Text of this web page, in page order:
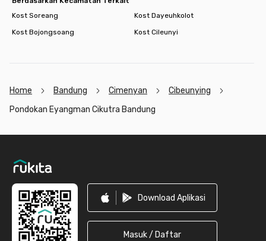
Kost Soreang
Kost Dayeuhkolot
Kost Bojongsoang
Kost Cileunyi
Home Bandung Cimenyan
Cibeunying
Pondokan Eyangman Cikutra Bandung
Download Aplikasi
Masuk / Daftar